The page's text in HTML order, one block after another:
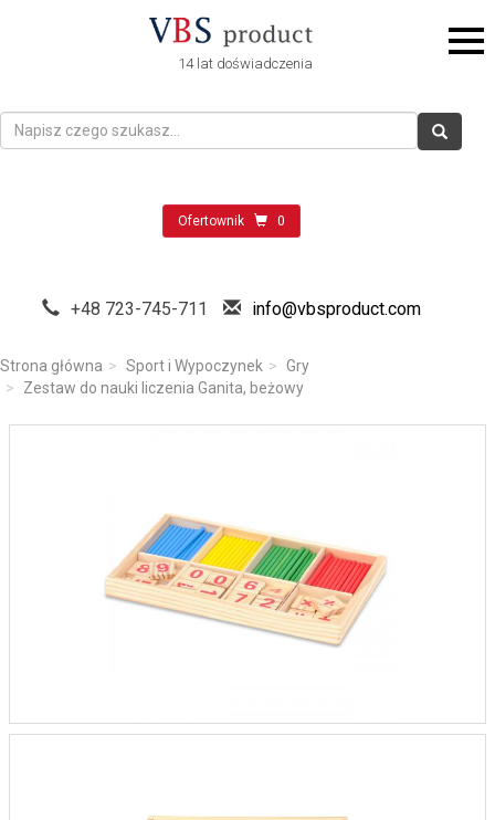
14 lat doświadczenia
Ofertownik 0
+48 723-745-711 info@vbsproduct.com
Strona główna Sport i Wypoczynek
Gry
Zestaw do nauki liczenia Ganita, beżowy